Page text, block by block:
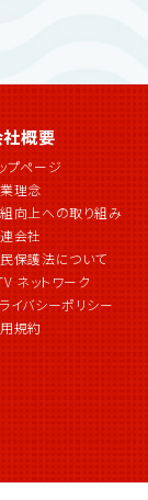
概要
プページ
理念
向上への取り組み
会社
保護法について
ネットワーク
イバシーポリシー
規約